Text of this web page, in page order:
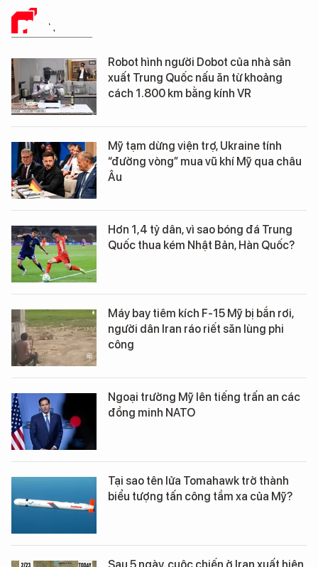
PHÂN TÍCH
Robot hình người Dobot của nhà sản
xuất Trung Quốc nấu ăn từ khoảng
cách 1.800 km bằng kính VR
Mỹ tạm dừng viện trợ, Ukraine tính
“đường vòng” mua vũ khí Mỹ qua châu
Âu
Hơn 1,4 tỷ dân, vì sao bóng đá Trung
Quốc thua kém Nhật Bản, Hàn Quốc?
Máy bay tiêm kích F-15 Mỹ bị bắn rơi,
người dân Iran ráo riết săn lùng phi
công
Ngoại trưởng Mỹ lên tiếng trấn an các
đồng minh NATO
Tại sao tên lửa Tomahawk trở thành
biểu tượng tấn công tầm xa của Mỹ?